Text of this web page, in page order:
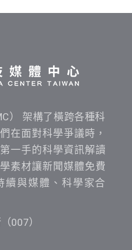
） 架構了橫跨各種科
在面對科學爭議時，
一手的科學資訊解讀
素材讓新聞媒體免費
續與媒體、科學家合
007）